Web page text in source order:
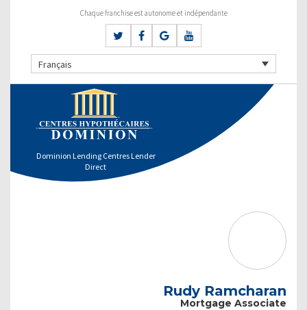
Chaque franchise est autonome et indépendante
Français
Dominion Lending Centres Lender
Direct
Rudy Ramcharan
Mortgage Associate